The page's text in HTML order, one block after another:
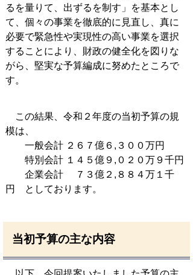
るを量りて、出ずるを制す」を基本とし
て、個々の事業を徹底的に見直し、真に
必要で緊急性や実現性の高い事業を選択
することにより、財政の健全化を図りな
がら、堅実な予算編成に努めたところで
す。
この結果、令和２年度の当初予算の規
模は、
一般会計 ２６７億６,３００万円
特別会計 １４５億９,０２０万９千円
企業会計 ７３億２,８８４万１千
円 としております。
当初予算の主な内容